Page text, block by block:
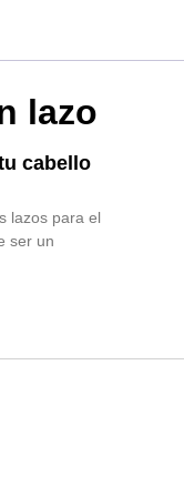
lazo
cabello
lazos para el
ser un